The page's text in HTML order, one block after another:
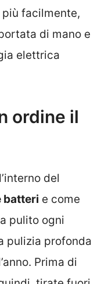
facilmente,
di mano e
elettrica
ordine il
del
batteri e come
pulito ogni
pulizia profonda
Prima di